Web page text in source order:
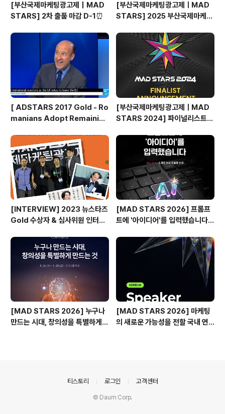
[부산국제마케팅광고제｜MAD
STARS] 2차 출품 마감 D-1⏰
[부산국제마케팅광고제ㅣMAD
STARS] 2025 부산국제마케팅
기
[ ADSTARS 2017 Gold - Ro
manians Adopt Remainian
[부산국제마케팅광고제ㅣMAD
STARS 2024] 파이널리스트
[INTERVIEW] 2023 뉴스타즈
Gold 수상자 & 심사위원 인터뷰
[MAD STARS 2026] 프롬프
트에 '아이디어'를 입력했습니다
[MAD STARS 2026] 누구나
만드는 시대, 창의성을 특별하게
[MAD STARS 2026] 마케팅
의 새로운 가능성을 전할 국내 연
티스토리 로그인 고객센터
© Daum Corp.